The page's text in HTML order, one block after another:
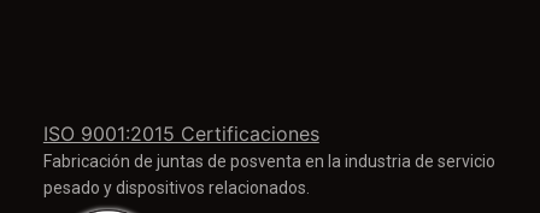
ISO 9001:2015 Certificaciones
Fabricación de juntas de posventa en la industria de servicio
pesado y dispositivos relacionados.